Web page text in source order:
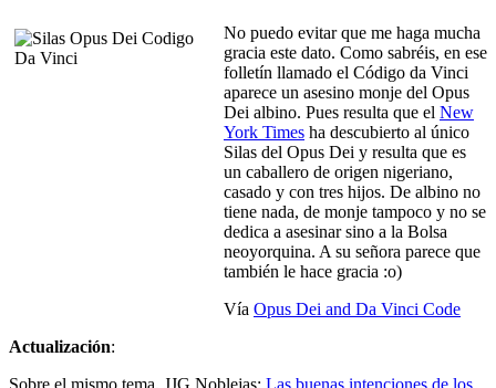
No puedo evitar que me haga mucha
gracia este dato. Como sabréis, en ese
folletín llamado el Código da Vinci
aparece un asesino monje del Opus
Dei albino. Pues resulta que el New
York Times ha descubierto al único
Silas del Opus Dei y resulta que es
un caballero de origen nigeriano,
casado y con tres hijos. De albino no
tiene nada, de monje tampoco y no se
dedica a asesinar sino a la Bolsa
neoyorquina. A su señora parece que
también le hace gracia :o)
Vía Opus Dei and Da Vinci Code
Actualización:
Sobre el mismo tema, JJG Noblejas: Las buenas intenciones de los